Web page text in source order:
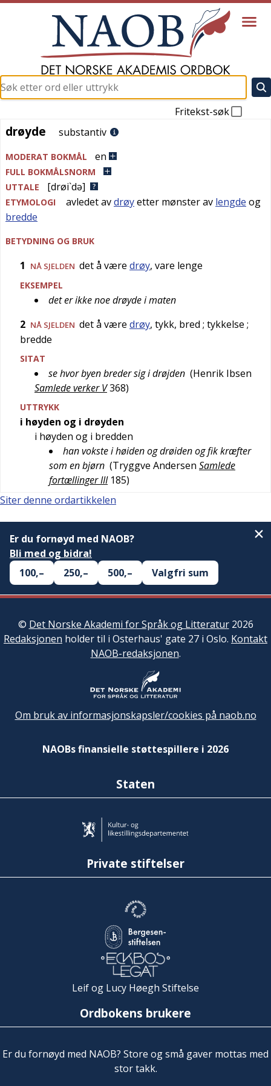
Fritekst-søk
drøyde
drøyde substantiv
MODERAT BOKMÅL en
FULL BOKMÅLSNORM
UTTALE
[drøi`də]
ETYMOLOGI avledet avdrøyetter mønster av lengde og
bredde
BETYDNING OG BRUK
1 NÅ SJELDEN det å være drøy, vare lenge
EKSEMPEL
det er ikke noe drøyde i maten
2 NÅ SJELDEN det å være drøy, tykk, bred ; tykkelse ;
bredde
SITAT
se hvor byen breder sig i drøjden (Henrik Ibsen
Samlede verker V368)
UTTRYKK
i høyden og i drøyden
i høyden og i bredden
han vokste i høiden og drøiden og fik kræfter
som en bjørn (Tryggve Andersen Samlede
fortællinger III 185)
Siter denne ordartikkelen
Er du fornøyd med NAOB?
Bli med og bidra!
100,–
250,– 500,– Valgfri sum
© Det Norske Akademi for Språk og Litteratur2026
Redaksjonen holder til i Osterhaus' gate 27 i Oslo. Kontakt
NAOB-redaksjonen.
Om bruk av informasjonskapsler/cookies på naob.no
NAOBs finansielle støttespillere i 2026
Staten
Private stiftelser
Leif og Lucy Høegh Stiftelse
Ordbokens brukere
Er du fornøyd med NAOB? Store og små gaver mottas med
stor takk.